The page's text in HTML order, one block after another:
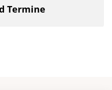
Termine